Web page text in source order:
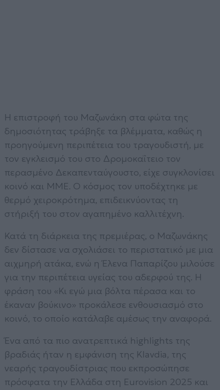
Η επιστροφή του Μαζωνάκη στα φώτα της
δημοσιότητας τράβηξε τα βλέμματα, καθώς η
προηγούμενη περιπέτεια του τραγουδιστή, με
τον εγκλεισμό του στο Δρομοκαΐτειο τον
περασμένο Δεκαπενταύγουστο, είχε συγκλονίσει
κοινό και ΜΜΕ. Ο κόσμος τον υποδέχτηκε με
θερμό χειροκρότημα, επιδεικνύοντας τη
στήριξή του στον αγαπημένο καλλιτέχνη.
Κατά τη διάρκεια της πρεμιέρας, ο Μαζωνάκης
δεν δίστασε να σχολιάσει το περιστατικό με μια
αιχμηρή ατάκα, ενώ η Έλενα Παπαρίζου μιλούσε
για την περιπέτεια υγείας του αδερφού της. Η
φράση του «Κι εγώ μια βόλτα πέρασα και το
έκαναν βούκινο» προκάλεσε ενθουσιασμό στο
κοινό, το οποίο κατάλαβε αμέσως την αναφορά.
Ένα από τα πιο ανατρεπτικά highlights της
βραδιάς ήταν η εμφάνιση της Klavdia, της
νεαρής τραγουδίστριας που εκπροσώπησε
πρόσφατα την Ελλάδα στη Eurovision 2025 και